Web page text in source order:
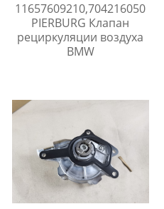
11657609210,704216050
PIERBURG Клапан
рециркуляции воздуха
BMW